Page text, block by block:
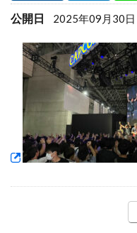
公開日 2025年09月30日